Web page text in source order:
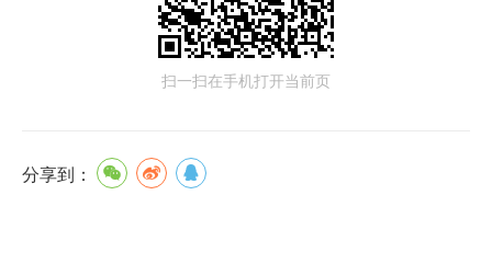
扫一扫在手机打开当前页
分享到：